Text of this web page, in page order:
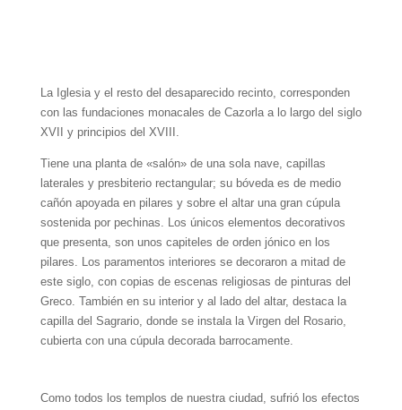
La Iglesia y el resto del desaparecido recinto, corresponden
con las fundaciones monacales de Cazorla a lo largo del siglo
XVII y principios del XVIII.
Tiene una planta de «salón» de una sola nave, capillas
laterales y presbiterio rectangular; su bóveda es de medio
cañón apoyada en pilares y sobre el altar una gran cúpula
sostenida por pechinas. Los únicos elementos decorativos
que presenta, son unos capiteles de orden jónico en los
pilares. Los paramentos interiores se decoraron a mitad de
este siglo, con copias de escenas religiosas de pinturas del
Greco. También en su interior y al lado del altar, destaca la
capilla del Sagrario, donde se instala la Virgen del Rosario,
cubierta con una cúpula decorada barrocamente.
Como todos los templos de nuestra ciudad, sufrió los efectos